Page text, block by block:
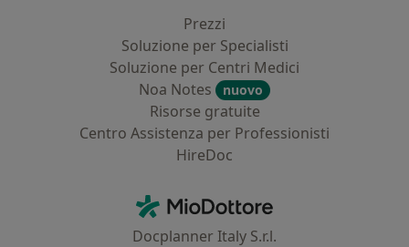
Prezzi
Soluzione per Specialisti
Soluzione per Centri Medici
Noa Notes
nuovo
Risorse gratuite
Centro Assistenza per Professionisti
HireDoc
MioDottore - Homepage
Docplanner Italy S.r.l.